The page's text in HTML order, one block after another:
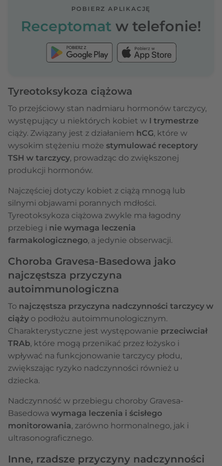
POBIERZ APLIKACJĘ
Receptomat w telefonie!
Tyreotoksykoza ciążowa
To przejściowy stan nadmiaru hormonów tarczycy,
występujący u niektórych kobiet w I trymestrze
ciąży. Związany jest z działaniem hCG, które w
wysokim stężeniu może stymulować receptory
TSH w tarczycy, prowadząc do zwiększonej
produkcji hormonów.
Najczęściej dotyczy kobiet z ciążą mnogą lub
silnymi objawami porannych mdłości.
Tyreotoksykoza ciążowa zwykle ma łagodny
przebieg i nie wymaga leczenia
farmakologicznego, a jedynie obserwacji.
Choroba Gravesa-Basedowa jako
najczęstsza przyczyna
autoimmunologiczna
To najczęstsza przyczyna nadczynności tarczycy w
ciąży o podłożu autoimmunologicznym.
Charakterystyczne jest występowanie przeciwciał
TRAb, które mogą przenikać przez łożysko i
wpływać na funkcjonowanie tarczycy płodu,
zwiększając ryzyko nadczynności również u
dziecka.
Nadczynność w przebiegu choroby Gravesa-
Basedowa wymaga leczenia i ścisłego
monitorowania, zarówno hormonalnego, jak i
ultrasonograficznego.
Inne, rzadsze przyczyny nadczynności